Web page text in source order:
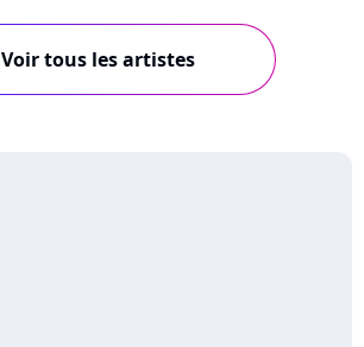
Voir tous les artistes